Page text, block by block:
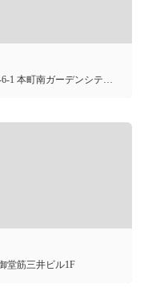
〒541-0057 大阪府大阪市中央区北久宝寺町3-6-1 本町南ガーデンシティ8F
堂筋三井ビル1F